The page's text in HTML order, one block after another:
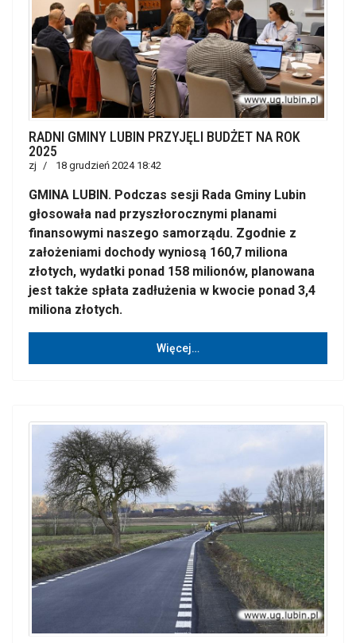
RADNI GMINY LUBIN PRZYJĘLI BUDŻET NA ROK
2025
zj 18 grudzień 2024 18:42
GMINA LUBIN. Podczas sesji Rada Gminy Lubin
głosowała nad przyszłorocznymi planami
finansowymi naszego samorządu. Zgodnie z
założeniami dochody wyniosą 160,7 miliona
złotych, wydatki ponad 158 milionów, planowana
jest także spłata zadłużenia w kwocie ponad 3,4
miliona złotych.
Więcej…